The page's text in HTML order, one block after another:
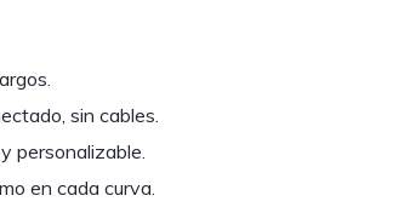
sin cables.
personalizable.
en cada curva.